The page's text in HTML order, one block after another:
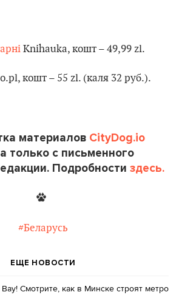
Knihauka, кошт – 49,99 zl.
кошт – 55 zl. (каля 32 руб.).
материалов CityDog.io
только с письменного
Подробности здесь.
#Беларусь
ЕЩЕ НОВОСТИ
Вау! Смотрите, как в Минске строят метро